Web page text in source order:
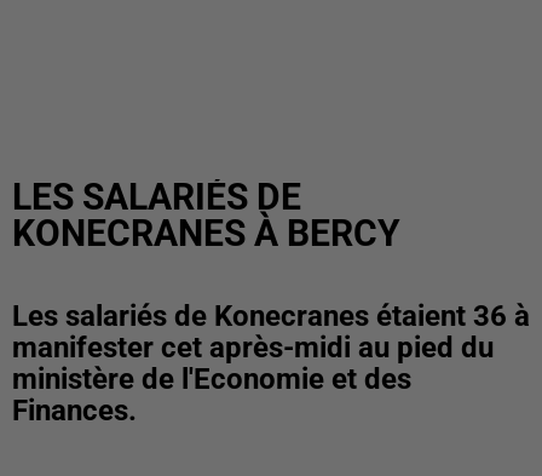
LES SALARIÉS DE
KONECRANES À BERCY
Les salariés de Konecranes étaient 36 à
manifester cet après-midi au pied du
ministère de l'Economie et des
Finances.